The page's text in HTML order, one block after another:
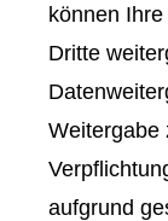
können
Dritte
Weitergabe
aufgrund